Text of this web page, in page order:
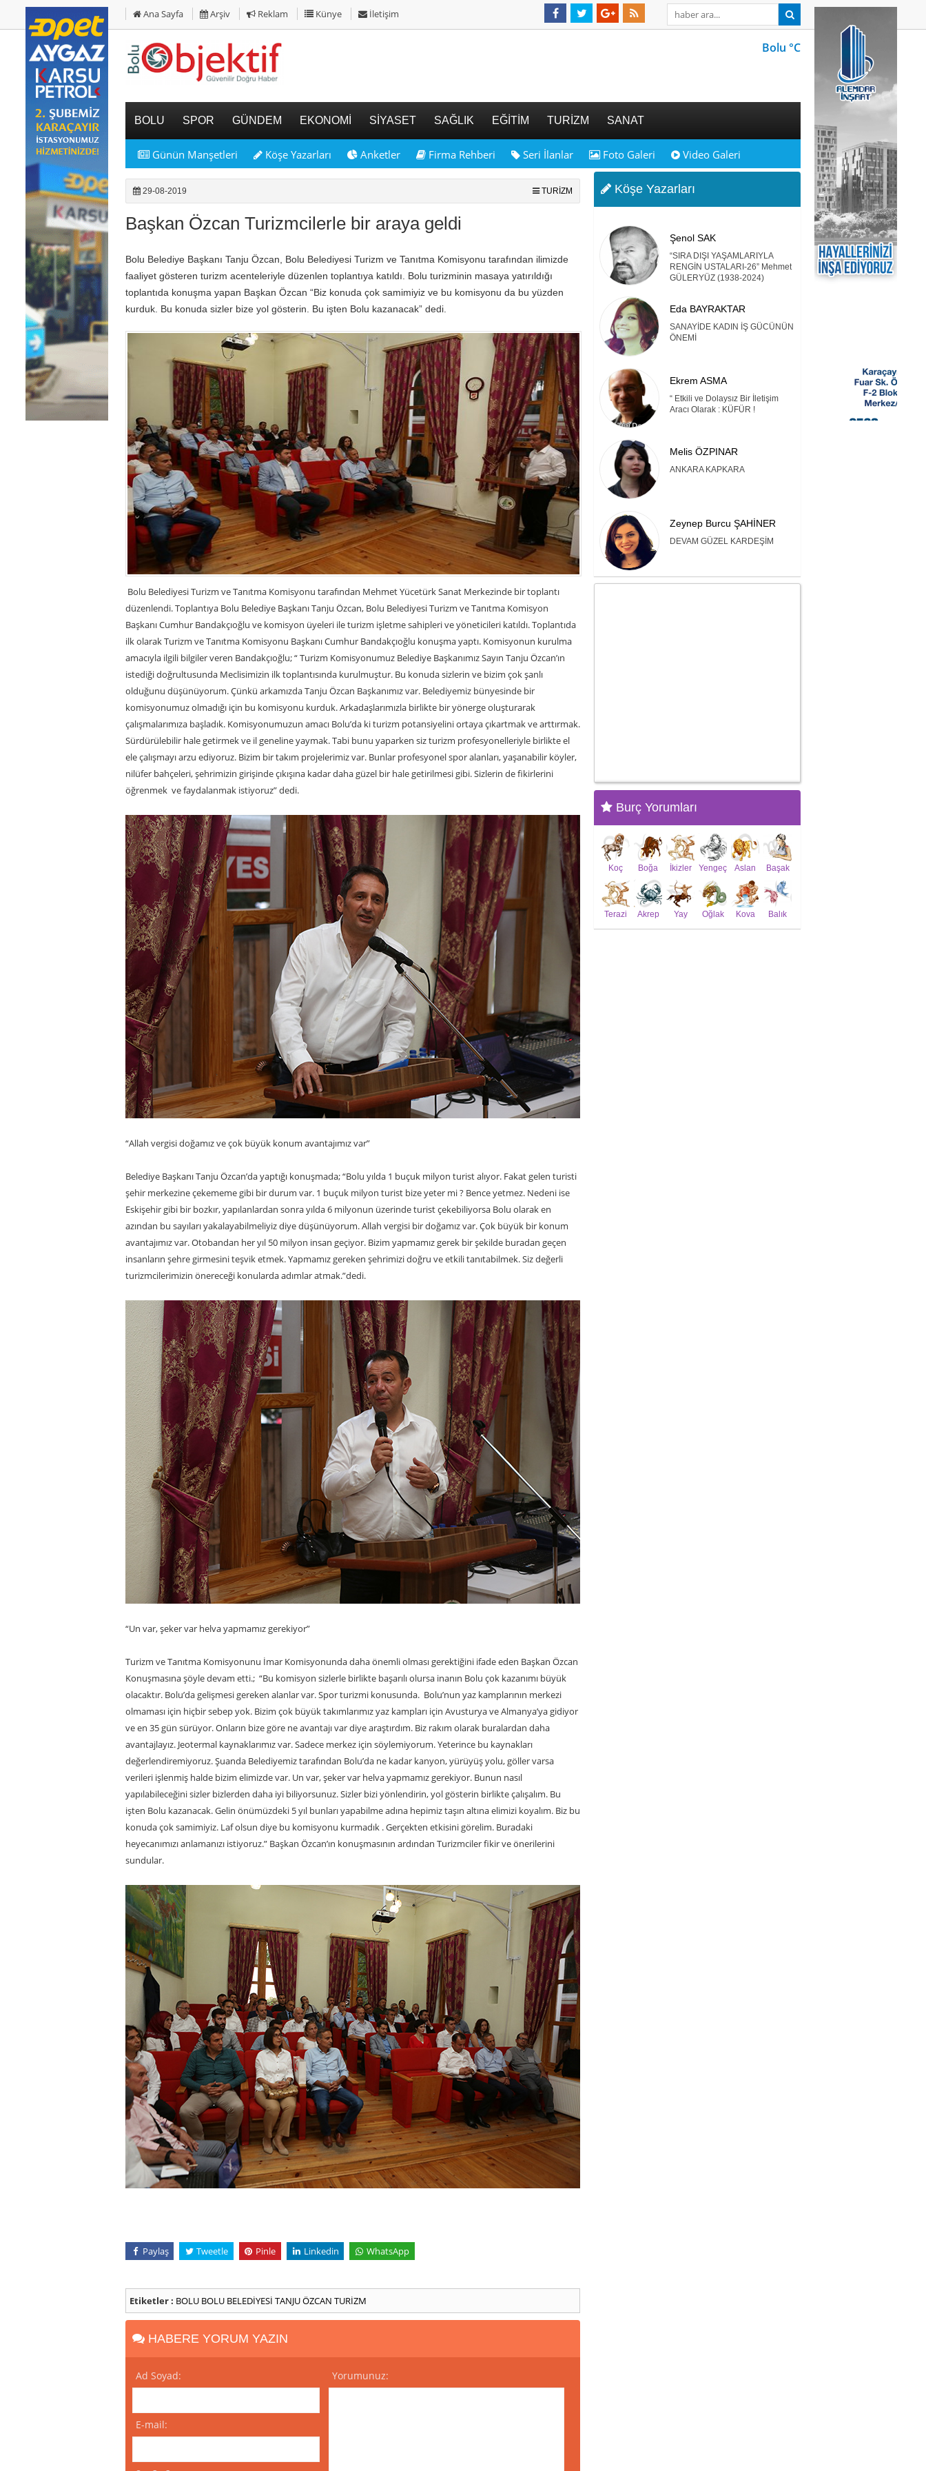
Ana Sayfa Arşiv Reklam Künye İletişim
Bolu °C
BOLU SPOR GÜNDEM EKONOMİ SİYASET SAĞLIK EĞİTİM TURİZM SANAT
Günün Manşetleri Köşe Yazarları Anketler Firma Rehberi Seri İlanlar Foto Galeri Video Galeri
29-08-2019 TURİZM
Başkan Özcan Turizmcilerle bir araya geldi
Bolu Belediye Başkanı Tanju Özcan, Bolu Belediyesi Turizm ve Tanıtma Komisyonu tarafından ilimizde
faaliyet gösteren turizm acenteleriyle düzenlen toplantıya katıldı. Bolu turizminin masaya yatırıldığı
toplantıda konuşma yapan Başkan Özcan “Biz konuda çok samimiyiz ve bu komisyonu da bu yüzden
kurduk. Bu konuda sizler bize yol gösterin. Bu işten Bolu kazanacak” dedi.
Bolu Belediyesi Turizm ve Tanıtma Komisyonu tarafından Mehmet Yücetürk Sanat Merkezinde bir toplantı
düzenlendi. Toplantıya Bolu Belediye Başkanı Tanju Özcan, Bolu Belediyesi Turizm ve Tanıtma Komisyon
Başkanı Cumhur Bandakçıoğlu ve komisyon üyeleri ile turizm işletme sahipleri ve yöneticileri katıldı. Toplantıda
ilk olarak Turizm ve Tanıtma Komisyonu Başkanı Cumhur Bandakçıoğlu konuşma yaptı. Komisyonun kurulma
amacıyla ilgili bilgiler veren Bandakçıoğlu; “ Turizm Komisyonumuz Belediye Başkanımız Sayın Tanju Özcan’ın
istediği doğrultusunda Meclisimizin ilk toplantısında kurulmuştur. Bu konuda sizlerin ve bizim çok şanlı
olduğunu düşünüyorum. Çünkü arkamızda Tanju Özcan Başkanımız var. Belediyemiz bünyesinde bir
komisyonumuz olmadığı için bu komisyonu kurduk. Arkadaşlarımızla birlikte bir yönerge oluşturarak
çalışmalarımıza başladık. Komisyonumuzun amacı Bolu’da ki turizm potansiyelini ortaya çıkartmak ve arttırmak.
Sürdürülebilir hale getirmek ve il geneline yaymak. Tabi bunu yaparken siz turizm profesyonelleriyle birlikte el
ele çalışmayı arzu ediyoruz. Bizim bir takım projelerimiz var. Bunlar profesyonel spor alanları, yaşanabilir köyler,
nilüfer bahçeleri, şehrimizin girişinde çıkışına kadar daha güzel bir hale getirilmesi gibi. Sizlerin de fikirlerini
öğrenmek ve faydalanmak istiyoruz” dedi.
“Allah vergisi doğamız ve çok büyük konum avantajımız var”
Belediye Başkanı Tanju Özcan’da yaptığı konuşmada; “Bolu yılda 1 buçuk milyon turist alıyor. Fakat gelen turisti
şehir merkezine çekememe gibi bir durum var. 1 buçuk milyon turist bize yeter mi ? Bence yetmez. Nedeni ise
Eskişehir gibi bir bozkır, yapılanlardan sonra yılda 6 milyonun üzerinde turist çekebiliyorsa Bolu olarak en
azından bu sayıları yakalayabilmeliyiz diye düşünüyorum. Allah vergisi bir doğamız var. Çok büyük bir konum
avantajımız var. Otobandan her yıl 50 milyon insan geçiyor. Bizim yapmamız gerek bir şekilde buradan geçen
insanların şehre girmesini teşvik etmek. Yapmamız gereken şehrimizi doğru ve etkili tanıtabilmek. Siz değerli
turizmcilerimizin önereceği konularda adımlar atmak.”dedi.
“Un var, şeker var helva yapmamız gerekiyor”
Turizm ve Tanıtma Komisyonunu İmar Komisyonunda daha önemli olması gerektiğini ifade eden Başkan Özcan
Konuşmasına şöyle devam etti.; “Bu komisyon sizlerle birlikte başarılı olursa inanın Bolu çok kazanımı büyük
olacaktır. Bolu’da gelişmesi gereken alanlar var. Spor turizmi konusunda. Bolu’nun yaz kamplarının merkezi
olmaması için hiçbir sebep yok. Bizim çok büyük takımlarımız yaz kampları için Avusturya ve Almanya’ya gidiyor
ve en 35 gün sürüyor. Onların bize göre ne avantajı var diye araştırdım. Biz rakım olarak buralardan daha
avantajlayız. Jeotermal kaynaklarımız var. Sadece merkez için söylemiyorum. Yeterince bu kaynakları
değerlendiremiyoruz. Şuanda Belediyemiz tarafından Bolu’da ne kadar kanyon, yürüyüş yolu, göller varsa
verileri işlenmiş halde bizim elimizde var. Un var, şeker var helva yapmamız gerekiyor. Bunun nasıl
yapılabileceğini sizler bizlerden daha iyi biliyorsunuz. Sizler bizi yönlendirin, yol gösterin birlikte çalışalım. Bu
işten Bolu kazanacak. Gelin önümüzdeki 5 yıl bunları yapabilme adına hepimiz taşın altına elimizi koyalım. Biz bu
konuda çok samimiyiz. Laf olsun diye bu komisyonu kurmadık . Gerçekten etkisini görelim. Buradaki
heyecanımızı anlamanızı istiyoruz.” Başkan Özcan’ın konuşmasının ardından Turizmciler fikir ve önerilerini
sundular.
Paylaş Tweetle Pinle Linkedin WhatsApp
Etiketler : BOLU BOLU BELEDİYESİ TANJU ÖZCAN TURİZM
HABERE YORUM YAZIN
Ad Soyad:
E-mail:
Yorumunuz:
Köşe Yazarları
Şenol SAK
“SIRA DIŞI YAŞAMLARIYLA
RENGİN USTALARI-26” Mehmet
GÜLERYÜZ (1938-2024)
Eda BAYRAKTAR
SANAYİDE KADIN İŞ GÜCÜNÜN
ÖNEMİ
Ekrem ASMA
“ Etkili ve Dolaysız Bir İletişim
Aracı Olarak : KÜFÜR !
Melis ÖZPINAR
ANKARA KAPKARA
Zeynep Burcu ŞAHİNER
DEVAM GÜZEL KARDEŞİM
Burç Yorumları
Koç Boğa İkizler Yengeç Aslan Başak
Terazi Akrep Yay Oğlak Kova Balık